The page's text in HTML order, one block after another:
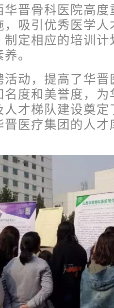
华晋骨科医院高
，吸引优秀医学
制定相应的培训
。
活动，提高了华
名度和美誉度，
人才梯队建设奠
晋医疗集团的人才